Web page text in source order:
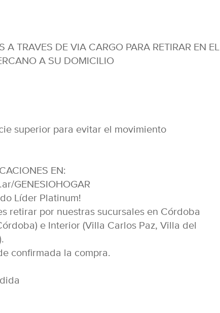
A TRAVES DE VIA CARGO PARA RETIRAR EN EL
A SU DOMICILIO
superior para evitar el movimiento
EN:
GENESIOHOGAR
Líder Platinum!
retirar por nuestras sucursales en Córdoba
e Interior (Villa Carlos Paz, Villa del
confirmada la compra.